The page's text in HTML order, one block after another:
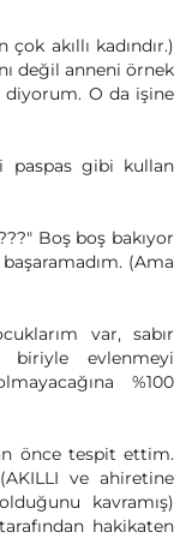
akıllı kadındır.)
değil anneni örnek
diyorum. O da işine
paspas gibi kullan
Boş boş bakıyor
(Ama
var, sabır
biriyle evlenmeyi
%100
önce tespit ettim.
ve ahiretine
kavramış)
hakikaten